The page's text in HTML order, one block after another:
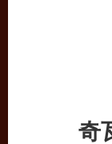
奇